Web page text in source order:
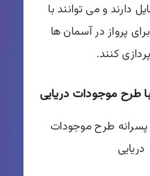
دارند و می توانند با
پرواز در آسمان ها
کنند.